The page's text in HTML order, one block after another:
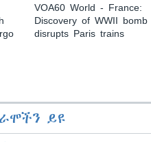
VOA60 World - France:
Discovery of WWII bomb
disrupts Paris trains
ይዩ